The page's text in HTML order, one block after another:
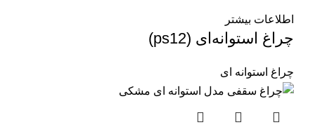
اطلاعات بیشتر
چراغ استوانه‌ای (ps12)
چراغ استوانه ای